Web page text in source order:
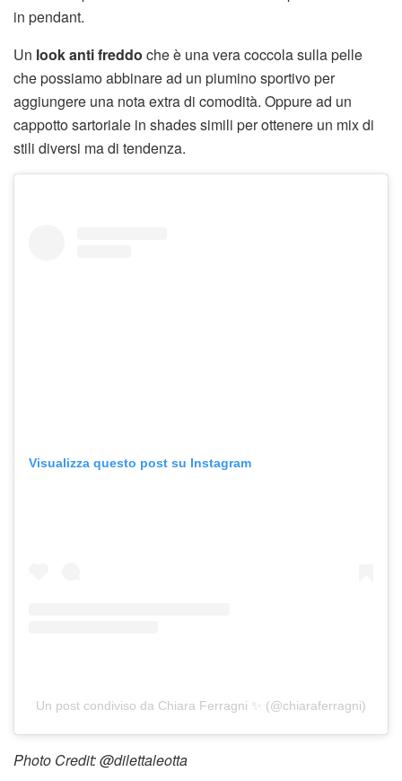
in pendant.
Un look anti freddo che è una vera coccola sulla pelle
che possiamo abbinare ad un piumino sportivo per
aggiungere una nota extra di comodità. Oppure ad un
cappotto sartoriale in shades simili per ottenere un mix di
stili diversi ma di tendenza.
Visualizza questo post su Instagram
Un post condiviso da Chiara Ferragni ✨ (@chiaraferragni)
Photo Credit: @dilettaleotta